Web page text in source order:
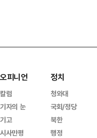
오피니언
칼럼
기자의 눈
기고
시사만평
정치
청와대
국회/정당
북한
행정